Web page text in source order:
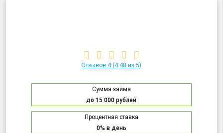
Отзывов 4(4.48 из 5)
Сумма займа
до 15 000 рублей
Процентная ставка
0% в день